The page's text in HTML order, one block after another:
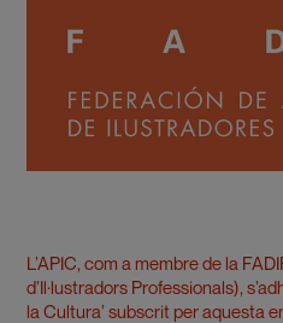
L’APIC, com a membre de la
d’Il·lustradors Professionals),
la Cultura’ subscrit per aquesta